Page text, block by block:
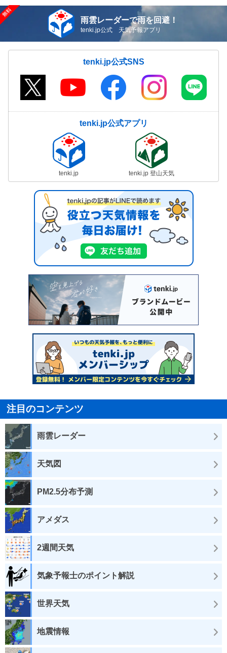
雨雲レーダーで雨を回避！
tenki.jp公式 天気予報アプリ
tenki.jp公式SNS
tenki.jp公式アプリ
tenki.jp tenki.jp 登山天気
注目のコンテンツ
雨雲レーダー
天気図
PM2.5分布予測
アメダス
2週間天気
気象予報士のポイント解説
世界天気
地震情報